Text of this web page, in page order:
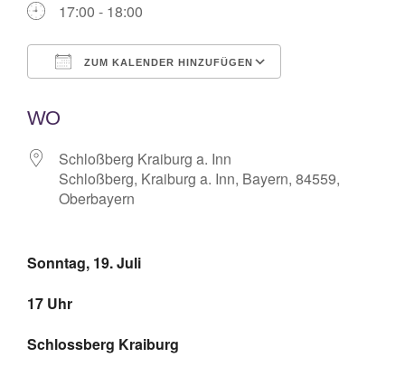
17:00 - 18:00
ZUM KALENDER HINZUFÜGEN
WO
Schloßberg Kraiburg a. Inn
Schloßberg, Kraiburg a. Inn, Bayern, 84559,
Oberbayern
Sonntag, 19. Juli
17 Uhr
Schlossberg Kraiburg